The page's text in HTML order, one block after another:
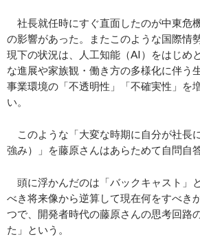
社長就任時にすぐ直面したのが中東危
の影響があった。またこのような国際情
現下の状況は、人工知能（AI）をはじめ
な進展や家族観・働き方の多様化に伴う
事業環境の「不透明性」「不確実性」を
い。
このような「大変な時期に自分が社長
強み）」を藤原さんはあらためて自問自答
頭に浮かんだのは「バックキャスト」
べき将来像から逆算して現在何をすべき
つで、開発者時代の藤原さんの思考回路
た」という。